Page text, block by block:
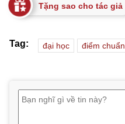
Tặng sao cho tác giả
Tag: đại học điểm chuẩn